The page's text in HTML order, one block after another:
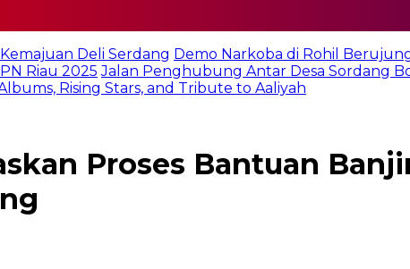
Deli Serdang Demo Narkoba di Rohil
Riau 2025 Jalan Penghubung Antar Desa Sordang
Rising Stars, and Tribute to Aaliyah
Proses Bantuan